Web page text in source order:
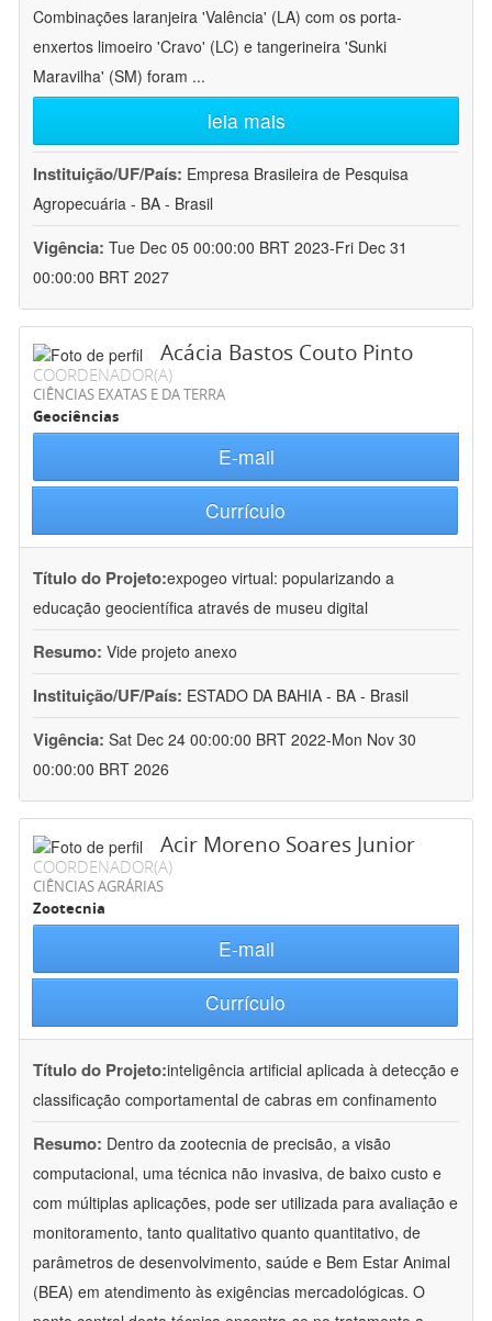
Combinações laranjeira 'Valência' (LA) com os porta-
enxertos limoeiro 'Cravo' (LC) e tangerineira 'Sunki
Maravilha' (SM) foram ...
leia mais
Instituição/UF/País: Empresa Brasileira de Pesquisa
Agropecuária - BA - Brasil
Vigência: Tue Dec 05 00:00:00 BRT 2023-Fri Dec 31
00:00:00 BRT 2027
Acácia Bastos Couto Pinto
COORDENADOR(A)
CIÊNCIAS EXATAS E DA TERRA
Geociências
E-mail
Currículo
Título do Projeto:expogeo virtual: popularizando a
educação geocientífica através de museu digital
Resumo: Vide projeto anexo
Instituição/UF/País: ESTADO DA BAHIA - BA - Brasil
Vigência: Sat Dec 24 00:00:00 BRT 2022-Mon Nov 30
00:00:00 BRT 2026
Acir Moreno Soares Junior
COORDENADOR(A)
CIÊNCIAS AGRÁRIAS
Zootecnia
E-mail
Currículo
Título do Projeto:inteligência artificial aplicada à detecção e
classificação comportamental de cabras em confinamento
Resumo: Dentro da zootecnia de precisão, a visão
computacional, uma técnica não invasiva, de baixo custo e
com múltiplas aplicações, pode ser utilizada para avaliação e
monitoramento, tanto qualitativo quanto quantitativo, de
parâmetros de desenvolvimento, saúde e Bem Estar Animal
(BEA) em atendimento às exigências mercadológicas. O